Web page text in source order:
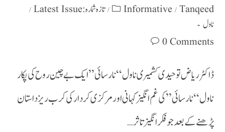
Informative / Tanqeed
/ تازہ شمارہ : Latest Issue /
ناول
0 Comments
ڈاکٹر ریاض توحیدی کشمیری ناول ‘‘نارسائی’’ایک بے چین روح کی پکار
ناول ‘‘نارسائی’’ کی غم انگیز کہانی اور مرکزی کردار کی کرب ریز داستان
پڑھنے کے بعد جو فکرانگیز تاثر…